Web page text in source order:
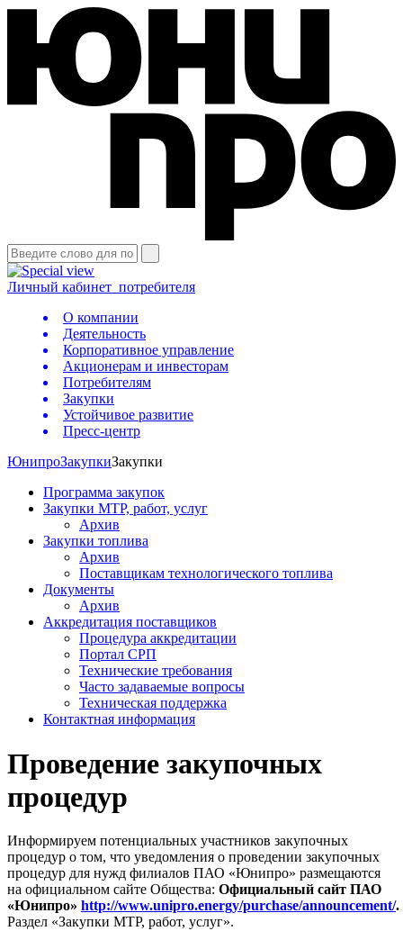
Личный кабинет потребителя
О компании
Деятельность
Корпоративное управление
Акционерам и инвесторам
Потребителям
Закупки
Устойчивое развитие
Пресс-центр
ЮнипроЗакупкиЗакупки
Программа закупок
Закупки МТР, работ, услуг
Архив
Закупки топлива
Архив
Поставщикам технологического топлива
Документы
Архив
Аккредитация поставщиков
Процедура аккредитации
Портал СРП
Технические требования
Часто задаваемые вопросы
Техническая поддержка
Контактная информация
Проведение закупочных
процедур
Информируем потенциальных участников закупочных
процедур о том, что уведомления о проведении закупочных
процедур для нужд филиалов ПАО «Юнипро» размещаются
на официальном сайте Общества: Официальный сайт ПАО
«Юнипро» http://www.unipro.energy/purchase/announcement/.
Раздел «Закупки МТР, работ, услуг».